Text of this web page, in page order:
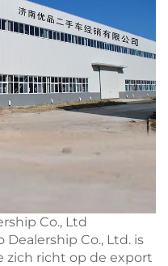
Co., Ltd
Co., Ltd. is
zich richt op de export